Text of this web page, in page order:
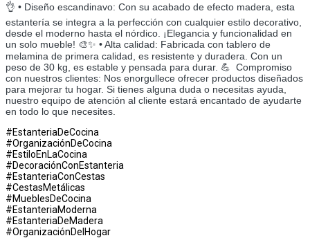
👌 • Diseño escandinavo: Con su acabado de efecto madera, esta
estantería se integra a la perfección con cualquier estilo decorativo,
desde el moderno hasta el nórdico. ¡Elegancia y funcionalidad en
un solo mueble! 🎨✨ • Alta calidad: Fabricada con tablero de
melamina de primera calidad, es resistente y duradera. Con un
peso de 30 kg, es estable y pensada para durar. 💪 ­ Compromiso
con nuestros clientes: Nos enorgullece ofrecer productos diseñados
para mejorar tu hogar. Si tienes alguna duda o necesitas ayuda,
nuestro equipo de atención al cliente estará encantado de ayudarte
en todo lo que necesites.
#EstanteriaDeCocina
#OrganizaciónDeCocina
#EstiloEnLaCocina
#DecoraciónConEstanteria
#EstanteriaConCestas
#CestasMetálicas
#MueblesDeCocina
#EstanteriaModerna
#EstanteriaDeMadera
#OrganizaciónDelHogar